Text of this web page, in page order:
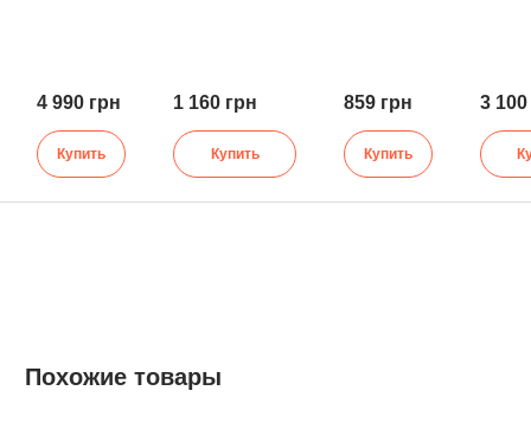
4 990 грн
Купить
1 160 грн
Купить
859 грн
Купить
3
Похожие товары